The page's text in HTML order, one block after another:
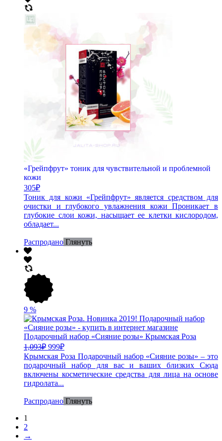
«Грейпфрут» тоник для чувствительной и проблемной
кожи
305₽
Тоник для кожи «Грейпфрут» является средством для
очистки и глубокого увлажнения кожи Проникает в
глубокие слои кожи, насыщает ее клетки кислородом,
обладает...
Распродано Глянуть
9 %
Подарочный набор «Сияние розы» Крымская Роза
1,093₽ 999₽
Крымская Роза Подарочный набор «Сияние розы» – это
подарочный набор для вас и ваших близких Сюда
включены косметические средства для лица на основе
гидролата...
Распродано Глянуть
1
2
→